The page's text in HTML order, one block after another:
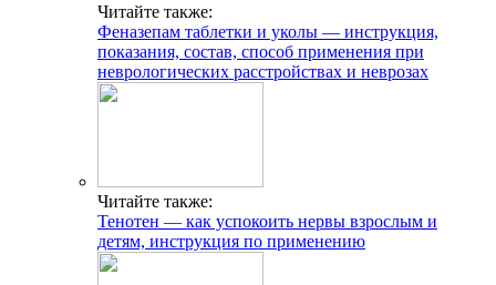
Читайте также:
Феназепам таблетки и уколы — инструкция,
показания, состав, способ применения при
неврологических расстройствах и неврозах
Читайте также:
Тенотен — как успокоить нервы взрослым и
детям, инструкция по применению